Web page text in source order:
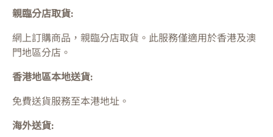
親臨分店取貨:
網上訂購商品，親臨分店取貨。此服務僅適用於香港及澳
門地區分店。
香港地區本地送貨:
免費送貨服務至本港地址。
海外送貨: